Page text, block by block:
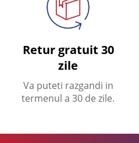
Retur gratuit 30
zile
Va puteti razgandi in
termenul a 30 de zile.